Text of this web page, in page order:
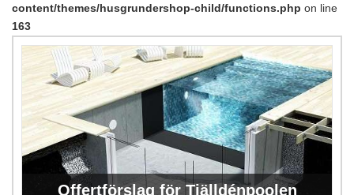
content/themes/husgrundershop-child/functions.php on line
163
Offertförslag för Tjälldénpoolen